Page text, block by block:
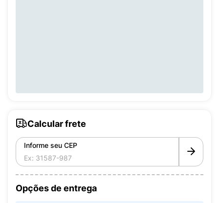
Calcular frete
Informe seu CEP
Opções de entrega